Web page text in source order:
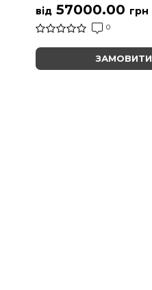
від 57000.00 грн
0
ЗАМОВИТИ